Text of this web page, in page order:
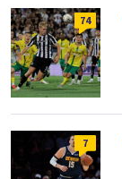
74
7